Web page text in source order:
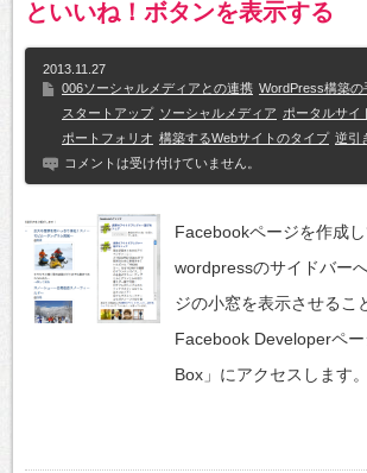
といいね！ボタンを表示する
2013.11.27
006ソーシャルメディアとの連携 WordPress構築の
スタートアップ ソーシャルメディア ポータルサイ
ポートフォリオ 構築するWebサイトのタイプ 逆引
コメントは受け付けていません。
Facebookページを作成し
wordpressのサイドバー
ジの小窓を表示させるこ
Facebook Developerペ
Box」にアクセスします